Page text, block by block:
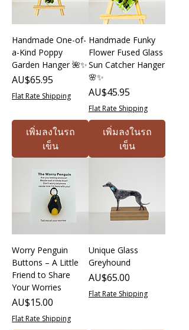
Handmade One-of-
a-Kind Poppy
Garden Hanger 🌺✨
ราคา
AU$65.95
Flat Rate Shipping
เพิ่มลงในรถ
เข็น
Handmade Funky
Flower Fused Glass
Sun Catcher Hanger
🌸✨
ราคา
AU$45.95
Flat Rate Shipping
เพิ่มลงในรถ
เข็น
Worry Penguin
Buttons – A Little
Friend to Share
Your Worries
ราคา
AU$15.00
Flat Rate Shipping
Unique Glass
Greyhound
ราคา
AU$65.00
Flat Rate Shipping